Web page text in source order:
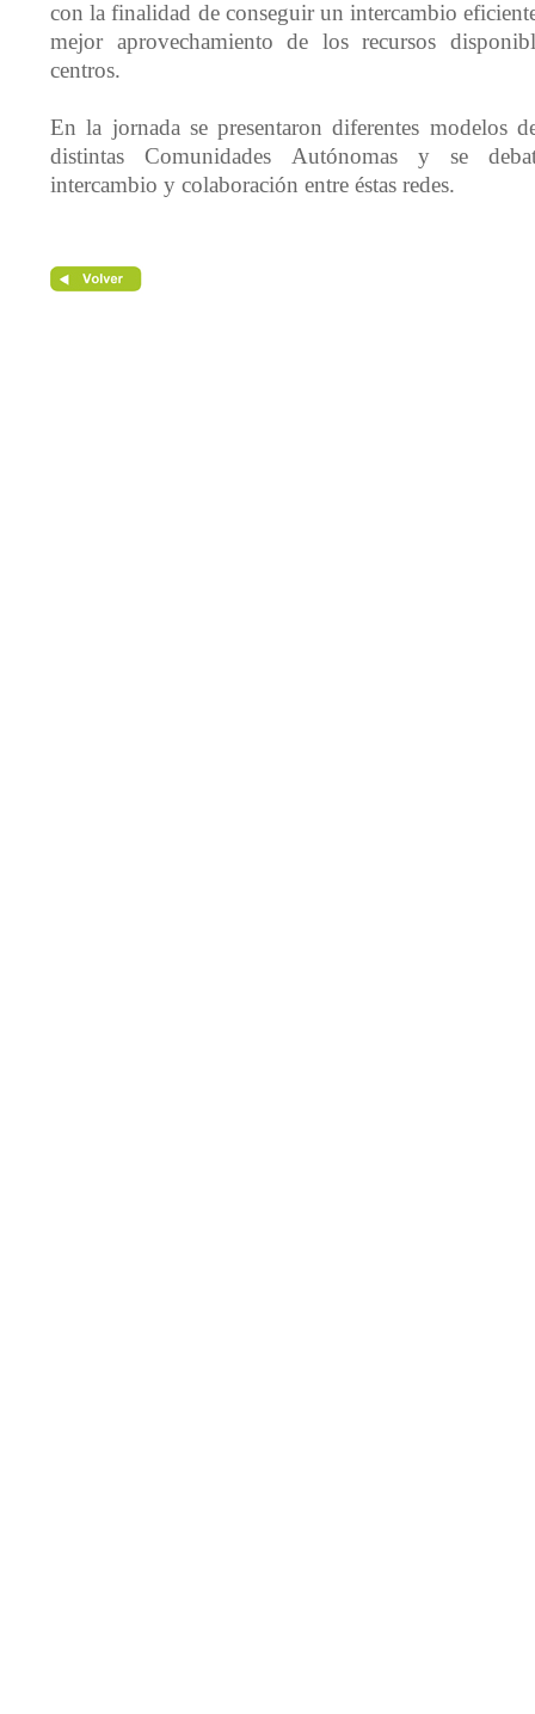
con la finalidad de conseguir un intercambio
mejor aprovechamiento de los recursos
centros.
En la jornada se presentaron diferentes modelos
distintas Comunidades Autónomas y se
intercambio y colaboración entre éstas redes.